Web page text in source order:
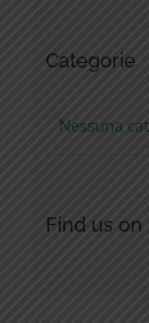
Categorie
Nessuna
Find us on